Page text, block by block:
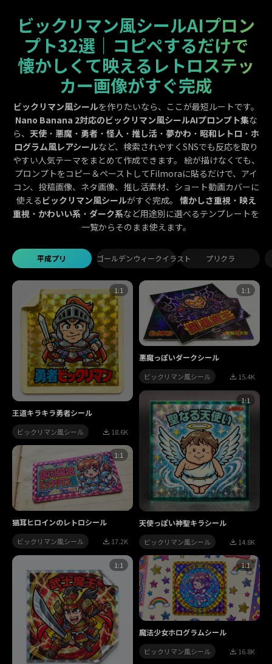
ビックリマン風シールAIプロン
プト32選｜コピペするだけで
懐かしくて映えるレトロステッ
カー画像がすぐ完成
ビックリマン風シールを作りたいなら、ここが最短ルートです。
Nano Banana 2対応のビックリマン風シールAIプロンプト集な
ら、 天使 ・ 悪魔 ・ 勇者 ・ 怪人 ・ 推し活 ・ 夢かわ ・ 昭和レトロ ・ ホ
ログラム風レアシールなど、検索されやすくSNSでも反応を取り
やすい人気テーマをまとめて作成できます。 絵が描けなくても、
プロンプトをコピー＆ペーストしてFilmoraに貼るだけで、アイ
コン、投稿画像、ネタ画像、推し活素材、ショート動画カバーに
使える ビックリマン風シールがすぐ完成。 懐かしさ重視 ・ 映え
重視 ・ かわいい系 ・ ダーク系など用途別に選べるテンプレートを
一覧からそのまま使えます。
平成プリ ゴールデンウィークイラスト プリクラ
1:1
王道キラキラ勇者シール
ビックリマン風シール 18.6K
1:1
悪魔っぽいダークシール
ビックリマン風シール 15.4K
1:1
天使っぽい神聖キラシール
ビックリマン風シール 14.8K
1:1
猫耳ヒロインのレトロシール
ビックリマン風シール 17.2K
1:1 1:1
魔法少女ホログラムシール
ビックリマン風シール 16.8K